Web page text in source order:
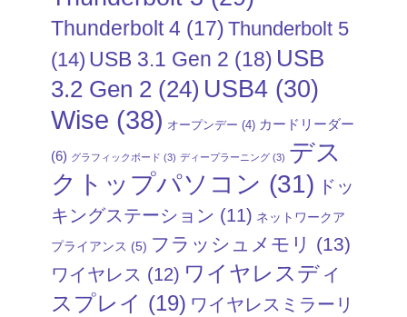
Thunderbolt 4 (17) Thunderbolt 5
(14) USB 3.1 Gen 2 (18) USB
3.2 Gen 2 (24) USB4 (30)
Wise (38) オープンデー (4) カードリーダー
(6) グラフィックボード (3) ディープラーニング (3) デス
クトップパソコン (31) ドッ
キングステーション (11) ネットワークア
プライアンス (5) フラッシュメモリ (13)
ワイヤレス (12) ワイヤレスディ
スプレイ (19) ワイヤレスミラーリ